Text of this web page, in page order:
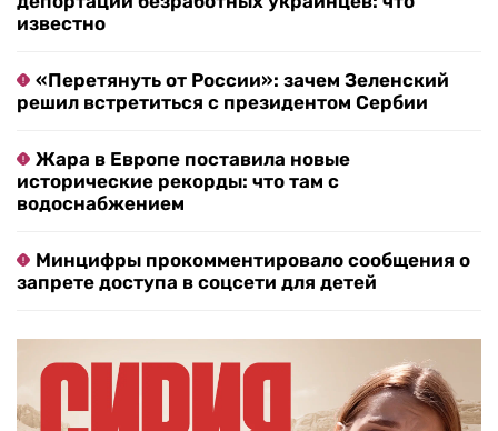
известно
«Перетянуть от России»: зачем Зеленский
решил встретиться с президентом Сербии
Жара в Европе поставила новые
исторические рекорды: что там с
водоснабжением
Минцифры прокомментировало сообщения о
запрете доступа в соцсети для детей